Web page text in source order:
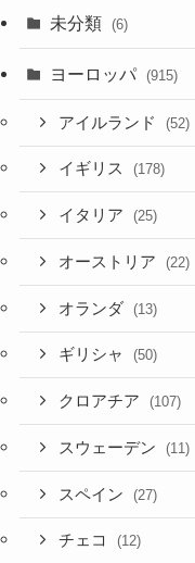
未分類 (6)
ヨーロッパ (915)
アイルランド (52)
イギリス (178)
イタリア (25)
オーストリア (22)
オランダ (13)
ギリシャ (50)
クロアチア (107)
スウェーデン (11)
スペイン (27)
チェコ (12)